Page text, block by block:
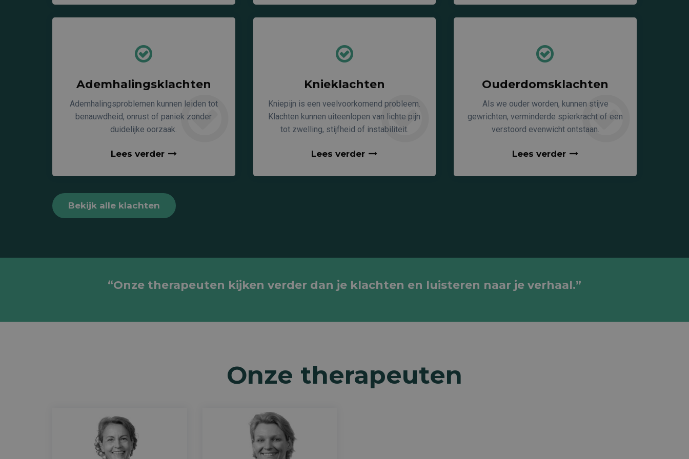
Ademhalingsklachten
Ademhalingsproblemen kunnen leiden tot
benauwdheid, onrust of paniek zonder
duidelijke oorzaak.
Lees verder
Knieklachten
Kniepijn is een veelvoorkomend probleem.
Klachten kunnen uiteenlopen van lichte pijn
tot zwelling, stijfheid of instabiliteit.
Lees verder
Ouderdomsklachten
Als we ouder worden, kunnen stijve
gewrichten, verminderde spierkracht of een
verstoord evenwicht ontstaan.
Lees verder
Bekijk alle klachten
“Onze therapeuten kijken verder dan je klachten en luisteren naar je verhaal.”
Onze therapeuten